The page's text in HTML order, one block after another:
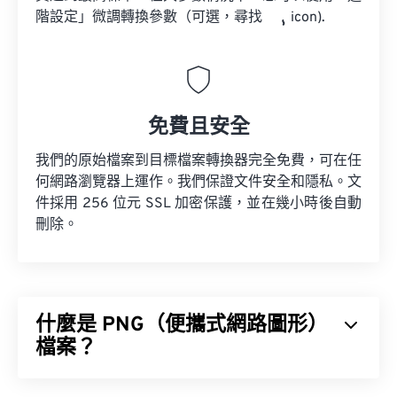
階設定」微調轉換參數（可選，尋找
icon).
免費且安全
我們的原始檔案到目標檔案轉換器完全免費，可在任
何網路瀏覽器上運作。我們保證文件安全和隱私。文
件採用 256 位元 SSL 加密保護，並在幾小時後自動
刪除。
什麼是 PNG（便攜式網路圖形）
檔案？